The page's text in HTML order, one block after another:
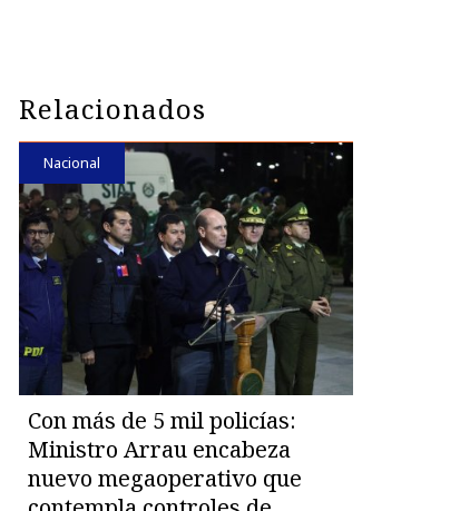
Relacionados
Nacional
Con más de 5 mil policías:
Ministro Arrau encabeza
nuevo megaoperativo que